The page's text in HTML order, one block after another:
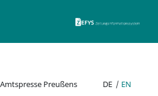
Amtspresse Preußens DE | EN